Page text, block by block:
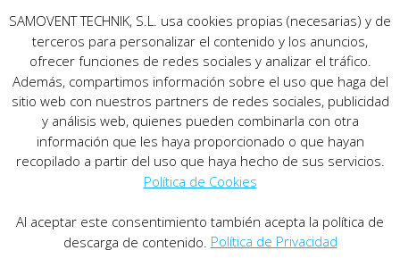
PRESSURE RELIEF DAMPER
SAMOVENT TECHNIK, S.L. usa cookies propias (necesarias) y de
terceros para personalizar el contenido y los anuncios,
ofrecer funciones de redes sociales y analizar el tráfico.
Además, compartimos información sobre el uso que haga del
sitio web con nuestros partners de redes sociales, publicidad
y análisis web, quienes pueden combinarla con otra
información que les haya proporcionado o que hayan
recopilado a partir del uso que haya hecho de sus servicios.
Política de Cookies
Al aceptar este consentimiento también acepta la política de
descarga de contenido. Política de Privacidad